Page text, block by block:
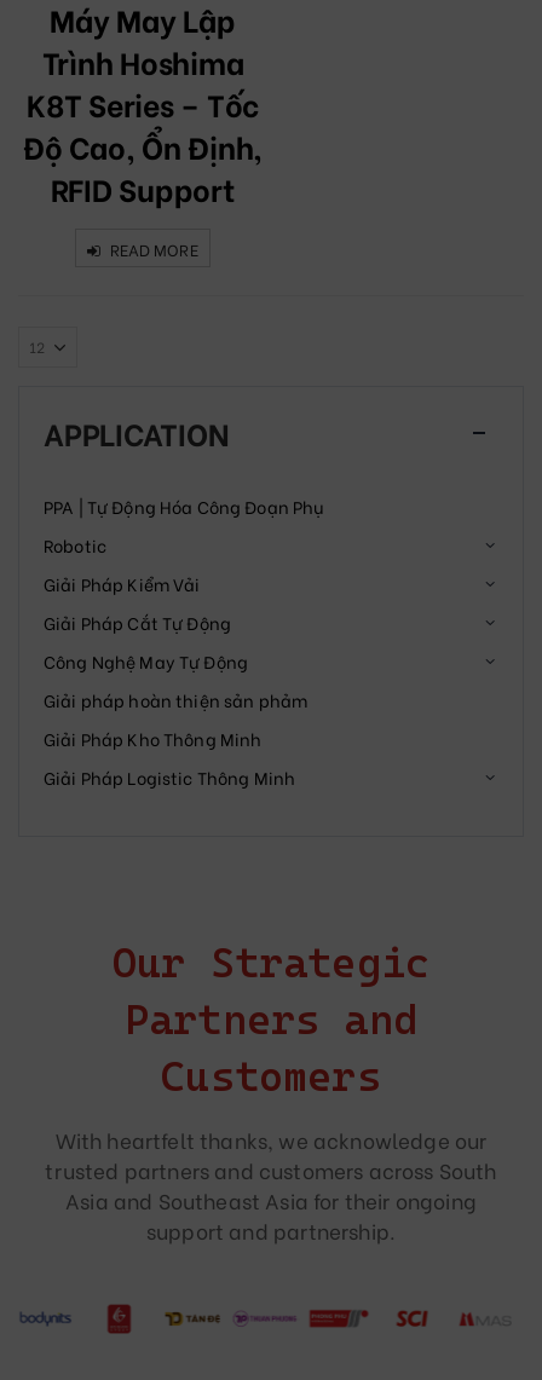
Máy May Lập
Trình Hoshima
K8T Series – Tốc
Độ Cao, Ổn Định,
RFID Support
READ MORE
APPLICATION
PPA | Tự Động Hóa Công Đoạn Phụ
Robotic
Giải Pháp Kiểm Vải
Giải Pháp Cắt Tự Động
Công Nghệ May Tự Động
Giải pháp hoàn thiện sản phảm
Giải Pháp Kho Thông Minh
Giải Pháp Logistic Thông Minh
Our Strategic
Partners and
Customers
With heartfelt thanks, we acknowledge our
trusted partners and customers across South
Asia and Southeast Asia for their ongoing
support and partnership.